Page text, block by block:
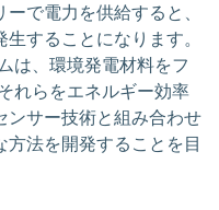
で電力を供給すると、
することになります。
は、環境発電材料をフ
れらをエネルギー効率
ンサー技術と組み合わせ
法を開発することを目